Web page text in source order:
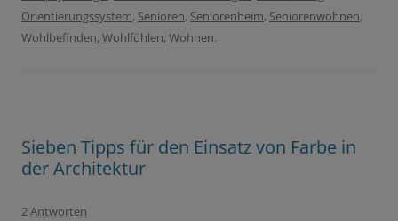
Orientierungssystem, Senioren, Seniorenheim, Seniorenwohnen,
Wohlbefinden, Wohlfühlen, Wohnen.
Sieben Tipps für den Einsatz von Farbe in
der Architektur
2 Antworten